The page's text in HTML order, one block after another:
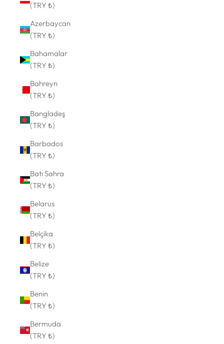
(TRY ₺)
Azerbaycan
(TRY ₺)
Bahamalar
(TRY ₺)
Bahreyn
(TRY ₺)
Bangladeş
(TRY ₺)
Barbados
(TRY ₺)
Batı Sahra
(TRY ₺)
Belarus
(TRY ₺)
Belçika
(TRY ₺)
Belize
(TRY ₺)
Benin
(TRY ₺)
Bermuda
(TRY ₺)